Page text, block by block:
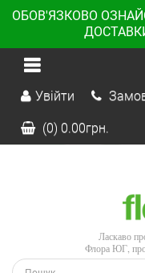
ОБОВ'ЯЗКОВО
Увійти
(0) 0.00грн.
Ласкаво
Флора ЮГ,